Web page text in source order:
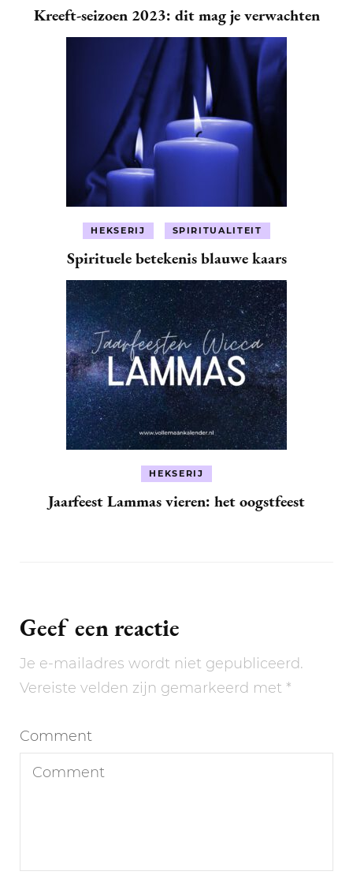
Kreeft-seizoen 2023: dit mag je verwachten
HEKSERIJ SPIRITUALITEIT
Spirituele betekenis blauwe kaars
HEKSERIJ
Jaarfeest Lammas vieren: het oogstfeest
Geef een reactie
Je e-mailadres wordt niet gepubliceerd.
Vereiste velden zijn gemarkeerd met *
Comment